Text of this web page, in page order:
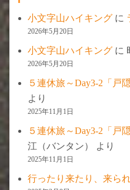
小文字山ハイキング に
2026年5月20日
小文字山ハイキング に
2026年5月20日
５連休旅～Day3-2「戸
より
2025年11月1日
５連休旅～Day3-2「戸
江（バンタン）
より
2025年11月1日
行ったり来たり、来ら